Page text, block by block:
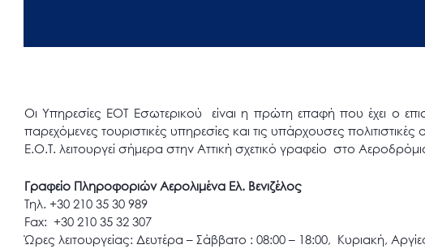
χρησιμοποιούν
πρόγραμμα
οθόνης
Πατήστε
Control-
Οι Υπηρεσίες ΕΟΤ Εσωτερικού είναι η πρώτη επαφή που έχει ο
παρεχόμενες τουριστικές υπηρεσίες και τις υπάρχουσες
Ε.Ο.Τ. λειτουργεί σήμερα στην Αττική σχετικό γραφείο στο
Γραφείο Πληροφοριών Αερολιμένα Ελ. Βενιζέλος
Τηλ. +30 210 35 30 989
Fax: +30 210 35 32 307
Ώρες λειτουργείας: Δευτέρα – Σάββατο : 08:00 – 18:00, Κυριακή,